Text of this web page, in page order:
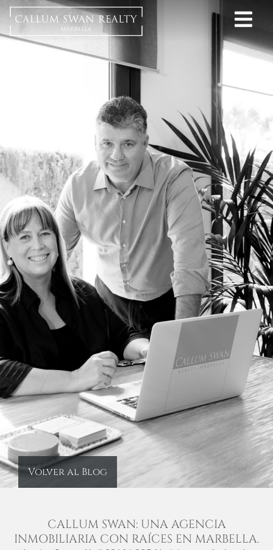
Volver al Blog
CALLUM SWAN: UNA AGENCIA
INMOBILIARIA CON RAÍCES EN MARBELLA.